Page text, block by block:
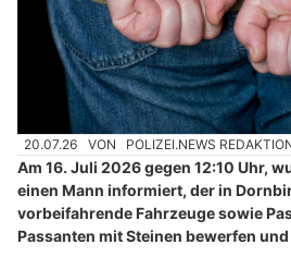
20.07.26 VON POLIZEI.NEWS
Am 16. Juli 2026 gegen 12:10 Uhr,
einen Mann informiert, der in
vorbeifahrende Fahrzeuge sowie
Passanten mit Steinen bewerfen